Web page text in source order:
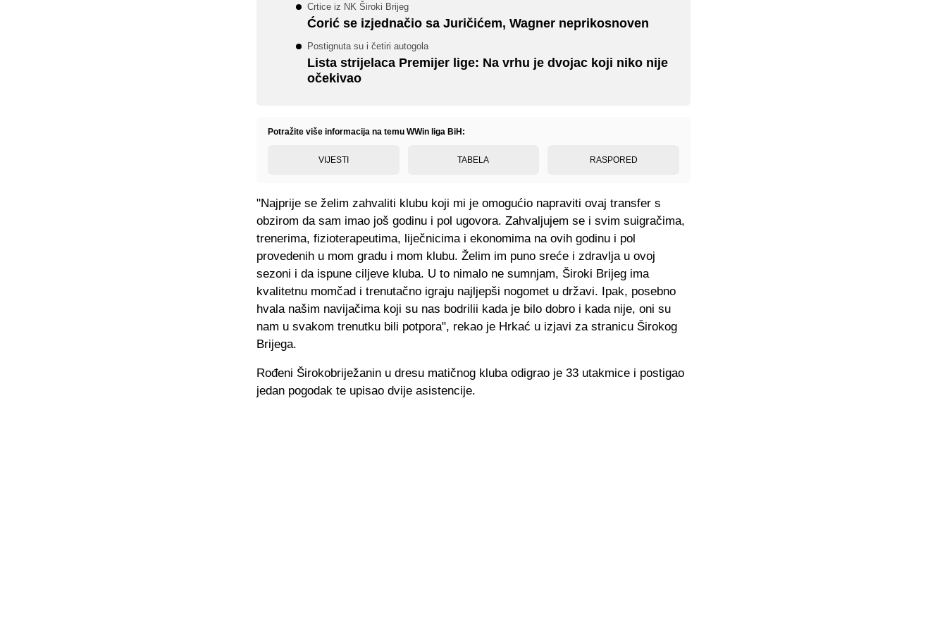
Crtice iz NK Široki Brijeg
Ćorić se izjednačio sa Juričićem, Wagner neprikosnoven
Postignuta su i četiri autogola
Lista strijelaca Premijer lige: Na vrhu je dvojac koji niko nije
očekivao
Potražite više informacija na temu WWin liga BiH:
VIJESTI TABELA RASPORED
"Najprije se želim zahvaliti klubu koji mi je omogućio napraviti ovaj transfer s
obzirom da sam imao još godinu i pol ugovora. Zahvaljujem se i svim suigračima,
trenerima, fizioterapeutima, liječnicima i ekonomima na ovih godinu i pol
provedenih u mom gradu i mom klubu. Želim im puno sreće i zdravlja u ovoj
sezoni i da ispune ciljeve kluba. U to nimalo ne sumnjam, Široki Brijeg ima
kvalitetnu momčad i trenutačno igraju najljepši nogomet u državi. Ipak, posebno
hvala našim navijačima koji su nas bodrilii kada je bilo dobro i kada nije, oni su
nam u svakom trenutku bili potpora", rekao je Hrkać u izjavi za stranicu Širokog
Brijega.
Rođeni Širokobriježanin u dresu matičnog kluba odigrao je 33 utakmice i postigao
jedan pogodak te upisao dvije asistencije.